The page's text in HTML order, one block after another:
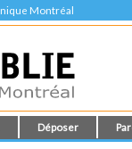
Montréal
Déposer